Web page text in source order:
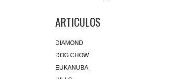
ARTICULOS
DIAMOND
DOG CHOW
EUKANUBA